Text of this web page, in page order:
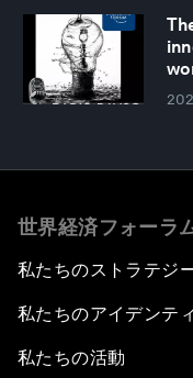
世界経済フォーラ
私たちのストラテジ
私たちのアイデンテ
私たちの活動